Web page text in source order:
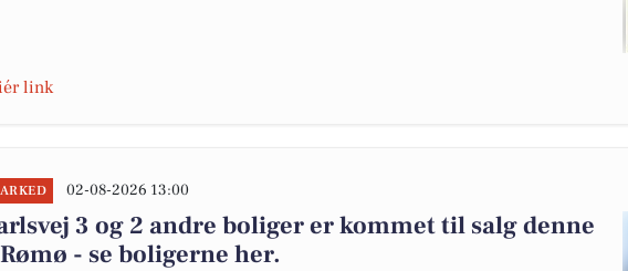
link
02-08-2026 13:00
3 og 2 andre boliger er kommet til salg denne
- se boligerne her.